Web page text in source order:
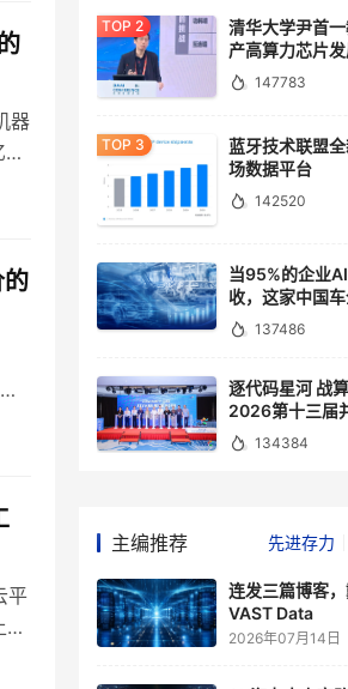
器
平
清华大学尹首
产高算力芯片
径：架构创新、
147783
蓝牙技术联盟
场数据平台
142520
当95%的企业
收，这家中国
了一本账
137486
逐代码星河 战算
2026第十三届
挑战赛正式启航
134384
主编推荐 先进存力
连发三篇博客
VAST Data
2026年07月14日